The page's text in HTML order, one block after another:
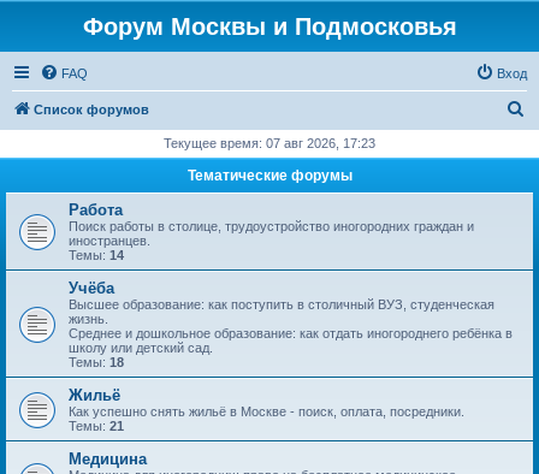
Форум Москвы и Подмосковья
FAQ Вход
Список форумов
с
Текущее время: 07 авг 2026, 17:23
Тематические форумы
Работа
Поиск работы в столице, трудоустройство иногородних граждан и
иностранцев.
Темы: 14
Учёба
Высшее образование: как поступить в столичный ВУЗ, студенческая
жизнь.
Среднее и дошкольное образование: как отдать иногороднего ребёнка в
школу или детский сад.
Темы: 18
Жильё
Как успешно снять жильё в Москве - поиск, оплата, посредники.
Темы: 21
Медицина